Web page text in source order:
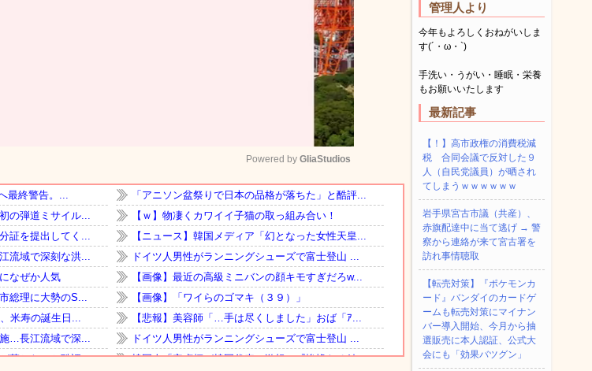
Mute
Powered by GliaStudios
管理人より
今年もよろしくおねがいしま
す(´・ω・`)
手洗い・うがい・睡眠・栄養
もお願いいたします
最新記事
【！】高市政権の消費税減
税 合同会議で反対した９
人（自民党議員）が晒され
てしまうｗｗｗｗｗｗ
岩手県宮古市議（共産）、
赤旗配達中に当て逃げ → 警
察から連絡が来て宮古署を
訪れ事情聴取
【転売対策】『ポケモンカ
ード』バンダイのカードゲ
ームも転売対策にマイナン
バー導入開始、今月から抽
選販売に本人認証、公式大
会にも「効果バツグン」